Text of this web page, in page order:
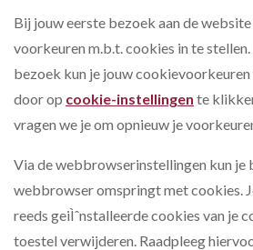
Bij jouw eerste bezoek aan de
voorkeuren m.b.t. cookies in te
bezoek kun je jouw cookievoorkeuren
door op cookie-instellingen te
vragen we je om opnieuw je
Via de webbrowserinstellingen kun je
webbrowser omspringt met cookies.
reeds geiÌˆnstalleerde cookies van je
toestel verwijderen. Raadpleeg